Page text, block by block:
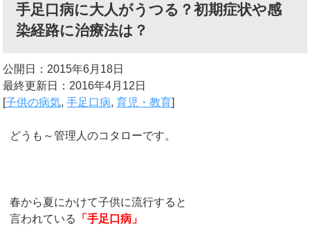
手足口病に大人がうつる？初期症状や感
染経路に治療法は？
公開日：2015年6月18日
最終更新日：2016年4月12日
[子供の病気,手足口病,育児・教育]
どうも～管理人のコタローです。
春から夏にかけて子供に流行すると
言われている
「手足口病」